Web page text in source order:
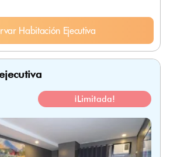
Habitación Ejecutiva
¡Limitada!